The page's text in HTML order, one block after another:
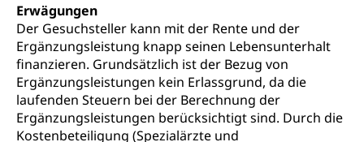
Erwägungen
Der Gesuchsteller kann mit der Rente und der
Ergänzungsleistung knapp seinen Lebensunterhalt
finanzieren. Grundsätzlich ist der Bezug von
Ergänzungsleistungen kein Erlassgrund, da die
laufenden Steuern bei der Berechnung der
Ergänzungsleistungen berücksichtigt sind. Durch die
Kostenbeteiligung (Spezialärzte und